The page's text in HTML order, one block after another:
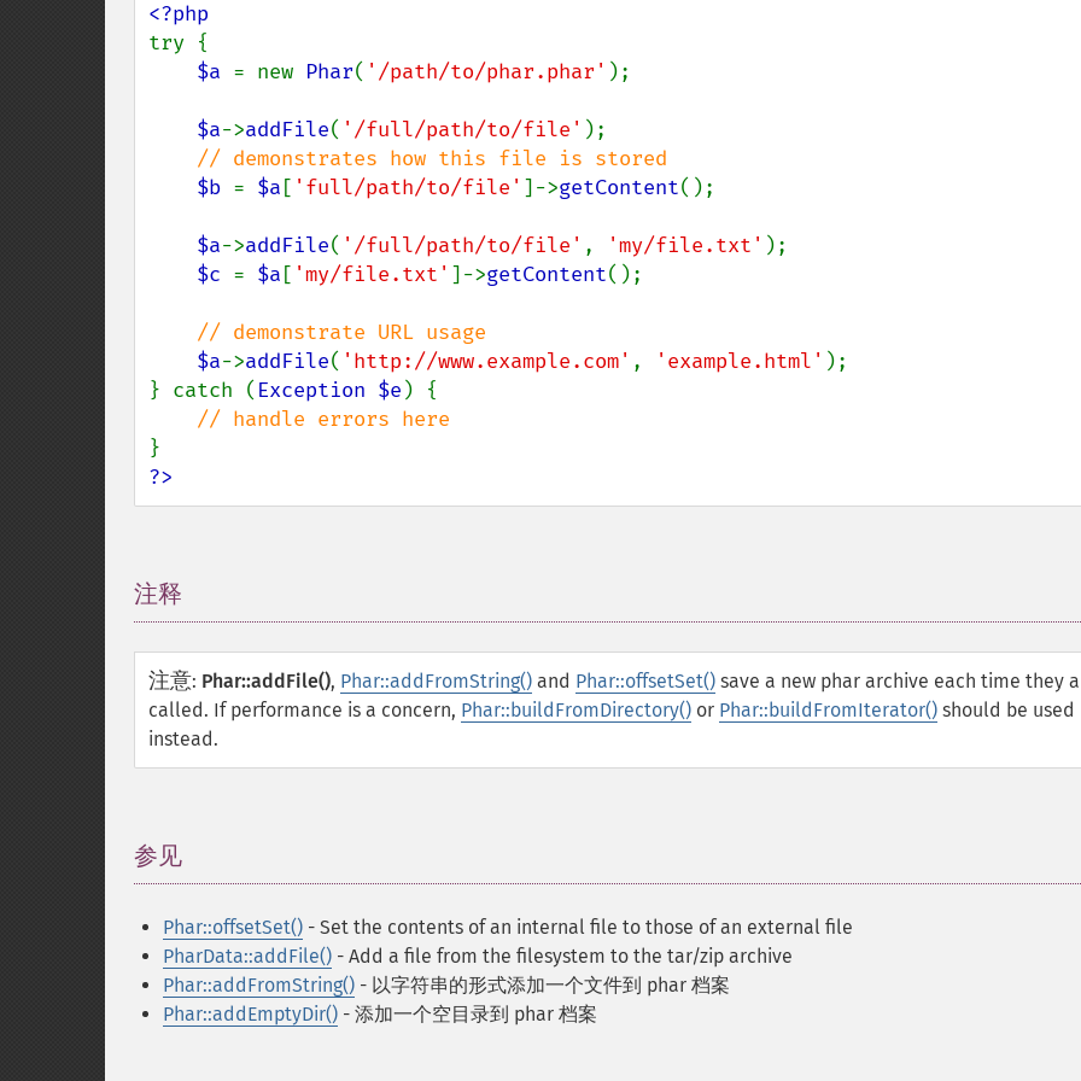
try {
$a = new Phar( '/path/to/phar.phar' );
$a->addFile( '/full/path/to/file' );
// demonstrates how this file is stored
$b = $a [ 'full/path/to/file' ]->getContent();
$a->addFile( '/full/path/to/file' , 'my/file.txt' );
$c = $a [ 'my/file.txt' ]->getContent();
// demonstrate URL usage
$a->addFile( 'http://www.example.com' , 'example.html' );
} catch ( Exception $e ) {
?>
注释
注意: Phar::addFile(), Phar::addFromString() and Phar::offsetSet() save a new phar archive each time they
called. If performance is a concern, Phar::buildFromDirectory() or Phar::buildFromIterator() should be used
instead.
参见
Phar::offsetSet() - Set the contents of an internal file to those of an external file
PharData::addFile() - Add a file from the filesystem to the tar/zip archive
Phar::addFromString() - 以字符串的形式添加一个文件到 phar 档案
Phar::addEmptyDir() - 添加一个空目录到 phar 档案